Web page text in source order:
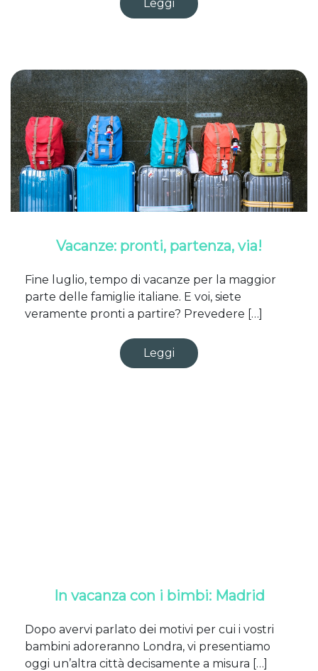
Leggi
Vacanze: pronti, partenza, via!
Fine luglio, tempo di vacanze per la maggior
parte delle famiglie italiane. E voi, siete
veramente pronti a partire? Prevedere […]
Leggi
In vacanza con i bimbi: Madrid
Dopo avervi parlato dei motivi per cui i vostri
bambini adoreranno Londra, vi presentiamo
oggi un’altra città decisamente a misura […]